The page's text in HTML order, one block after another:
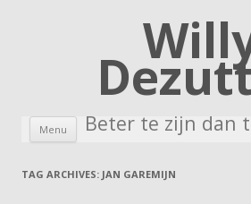
Beter te zijn dan
Menu Skip to content
TAG ARCHIVES: JAN GAREMIJN